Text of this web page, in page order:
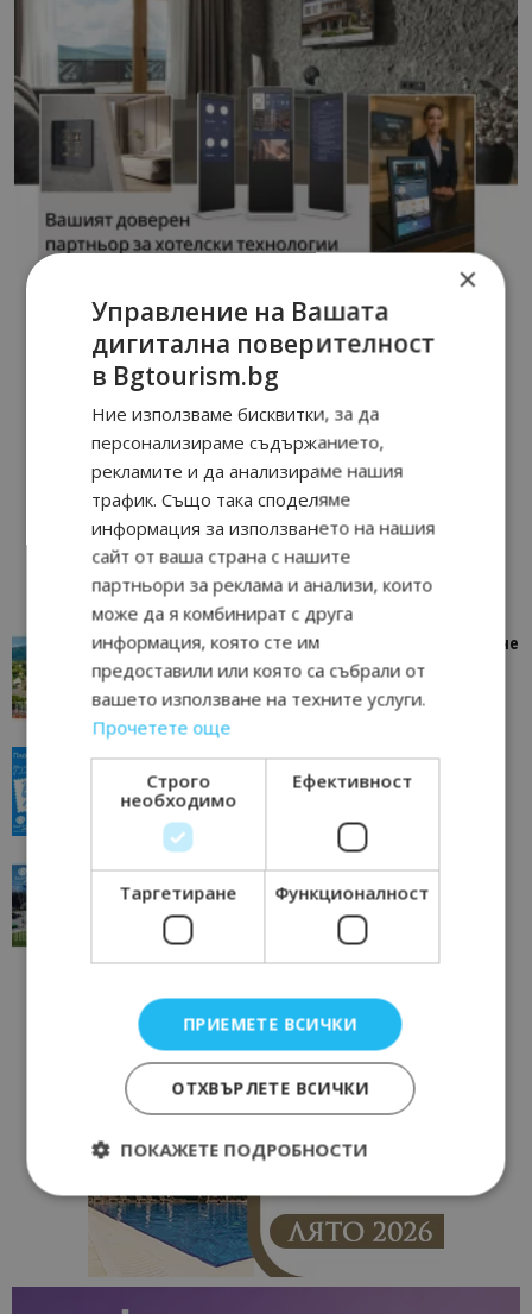
“Пощенска картичка от…”: Петрич – Изживяване
отвъд очакваното
Петрич 11/07/2026 11:22
“Пощенска картичка от…”: Пловдив, градът на
всички времена
Пловдив 23/06/2026 10:00
“Пощенска картичка от…”: Перник – град на
традициите, културата и вдъхновяващите...
Перник
×
Управление на Вашата
дигитална поверителност
в Bgtourism.bg
Ние използваме бисквитки, за да
персонализираме съдържанието,
рекламите и да анализираме нашия
трафик. Също така споделяме
информация за използването на нашия
сайт от ваша страна с нашите
партньори за реклама и анализи, които
може да я комбинират с друга
информация, която сте им
предоставили или която са събрали от
вашето използване на техните услуги.
Прочетете още
Строго
необходимо
Ефективност
Таргетиране Функционалност
ПРИЕМЕТЕ ВСИЧКИ
ОТХВЪРЛЕТЕ ВСИЧКИ
ПОКАЖЕТЕ ПОДРОБНОСТИ
Строго необходимо
Ефективност
Таргетиране
Функционалност